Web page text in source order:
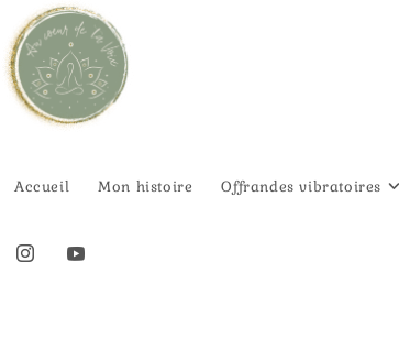
Accueil Mon histoire Offrandes vibratoires